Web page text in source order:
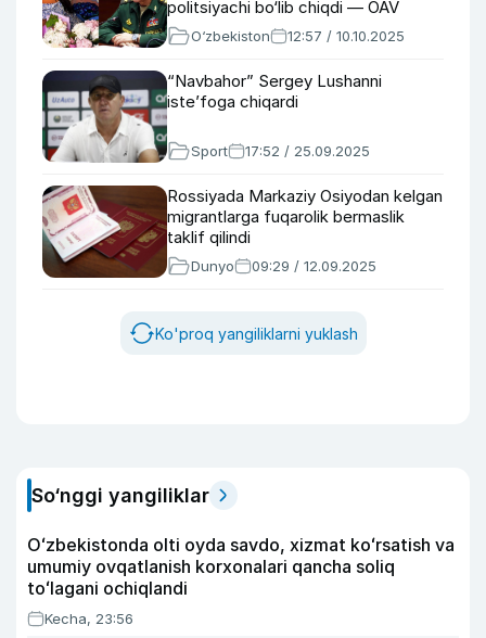
politsiyachi bo‘lib chiqdi — OAV
O‘zbekiston 12:57 / 10.10.2025
“Navbahor” Sergey Lushanni
iste’foga chiqardi
Sport 17:52 / 25.09.2025
Rossiyada Markaziy Osiyodan kelgan
migrantlarga fuqarolik bermaslik
taklif qilindi
Dunyo 09:29 / 12.09.2025
Ko'proq yangiliklarni yuklash
So‘nggi yangiliklar
Oʻzbekistonda olti oyda savdo, xizmat koʻrsatish va
umumiy ovqatlanish korxonalari qancha soliq
toʻlagani ochiqlandi
Kecha, 23:56